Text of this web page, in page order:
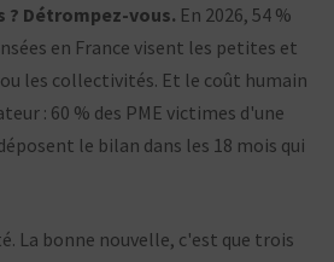
? Détrompez-vous. En 2026, 54 %
en France visent les petites et
les collectivités. Et le coût humain
: 60 % des PME victimes d'une
le bilan dans les 18 mois qui
La bonne nouvelle, c'est que trois